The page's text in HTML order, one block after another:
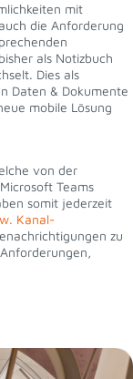
mit
die Anforderung
als Notizbuch
Dies als
Daten & Dokumente
mobile Lösung
von der
Teams
somit jederzeit
Kanal-
zu